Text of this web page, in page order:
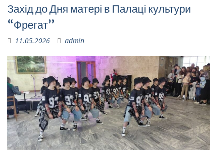
Захід до Дня матері в Палаці культури
“Фрегат”
11.05.2026 admin